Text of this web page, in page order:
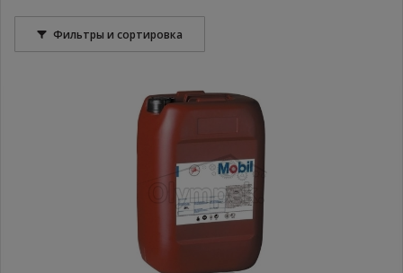
Фильтры и сортировка